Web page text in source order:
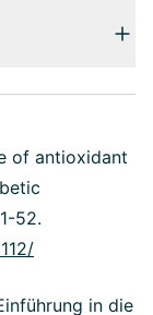
of antioxidant
52.
in die